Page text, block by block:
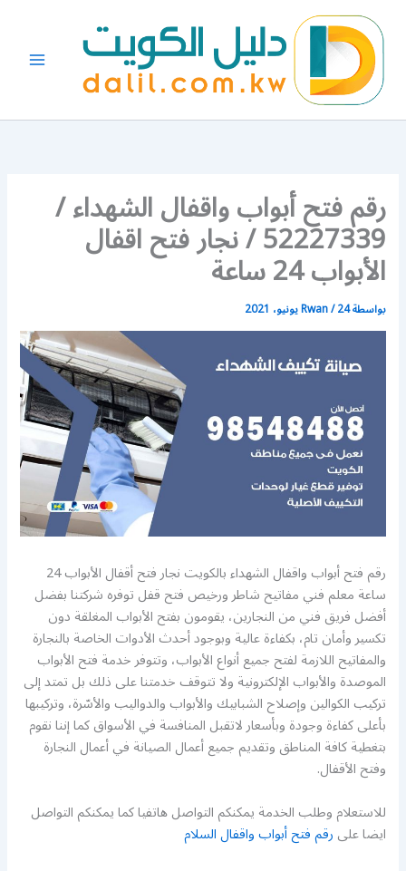
المحتوى
رقم فتح أبواب واقفال الشهداء /
52227339 / نجار فتح اقفال
الأبواب 24 ساعة
بواسطة Rwan/24 يونيو، 2021
رقم فتح أبواب واقفال الشهداء بالكويت نجار فتح أقفال الأبواب 24
ساعة معلم فني مفاتيح شاطر ورخيص فتح قفل توفره شركتنا بفضل
أفضل فريق فني من النجارين، يقومون بفتح الأبواب المغلقة دون
تكسير وأمان تام، بكفاءة عالية وبوجود أحدث الأدوات الخاصة بالنجارة
والمفاتيح اللازمة لفتح جميع أنواع الأبواب، وتتوفر خدمة فتح الأبواب
الموصدة والأبواب الإلكترونية ولا تتوقف خدمتنا على ذلك بل تمتد إلى
تركيب الكوالين وإصلاح الشبابيك والأبواب والدواليب والأسّرة، وتركيبها
بأعلى كفاءة وجودة وبأسعار لاتقبل المنافسة في الأسواق كما إننا نقوم
بتغطية كافة المناطق وتقديم جميع أعمال الصيانة في أعمال النجارة
وفتح الأقفال.
للاستعلام وطلب الخدمة يمكنكم التواصل هاتفيا كما يمكنكم التواصل
ايضا علىرقم فتح أبواب واقفال السلام